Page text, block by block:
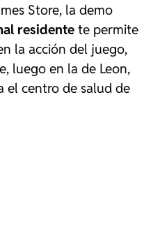
Store, la demo
residente te permite
la acción del juego,
luego en la de Leon,
el centro de salud de